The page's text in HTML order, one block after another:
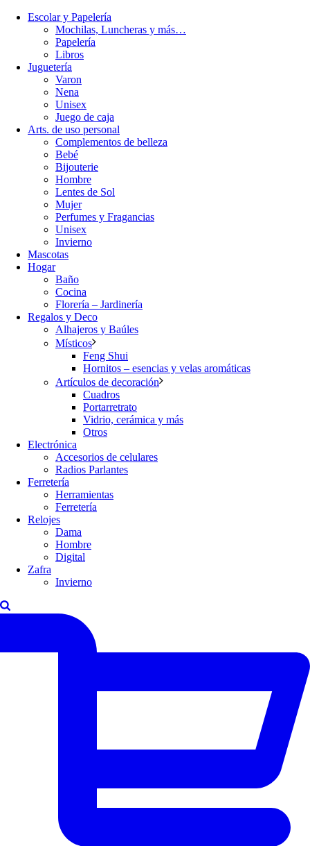
Escolar y Papelería
Mochilas, Luncheras y más…
Papelería
Libros
Juguetería
Varon
Nena
Unisex
Juego de caja
Arts. de uso personal
Complementos de belleza
Bebé
Bijouterie
Hombre
Lentes de Sol
Mujer
Perfumes y Fragancias
Unisex
Invierno
Mascotas
Hogar
Baño
Cocina
Florería – Jardinería
Regalos y Deco
Alhajeros y Baúles
Místicos
Feng Shui
Hornitos – esencias y velas aromáticas
Artículos de decoración
Cuadros
Portarretrato
Vidrio, cerámica y más
Otros
Electrónica
Accesorios de celulares
Radios Parlantes
Ferretería
Herramientas
Ferretería
Relojes
Dama
Hombre
Digital
Zafra
Invierno